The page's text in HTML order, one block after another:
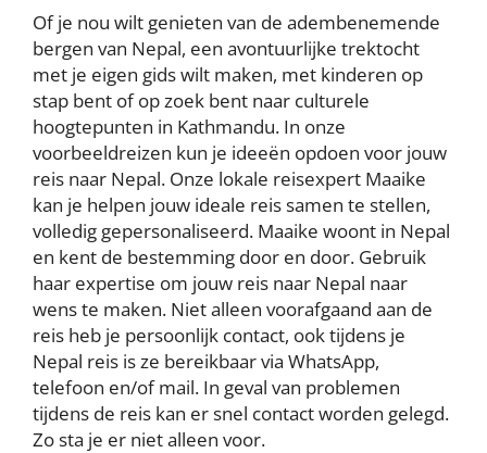
Of je nou wilt genieten van de adembenemende
bergen van Nepal, een avontuurlijke trektocht
met je eigen gids wilt maken, met kinderen op
stap bent of op zoek bent naar culturele
hoogtepunten in Kathmandu. In onze
voorbeeldreizen kun je ideeën opdoen voor jouw
reis naar Nepal. Onze lokale reisexpert Maaike
kan je helpen jouw ideale reis samen te stellen,
volledig gepersonaliseerd. Maaike woont in Nepal
en kent de bestemming door en door. Gebruik
haar expertise om jouw reis naar Nepal naar
wens te maken. Niet alleen voorafgaand aan de
reis heb je persoonlijk contact, ook tijdens je
Nepal reis is ze bereikbaar via WhatsApp,
telefoon en/of mail. In geval van problemen
tijdens de reis kan er snel contact worden gelegd.
Zo sta je er niet alleen voor.